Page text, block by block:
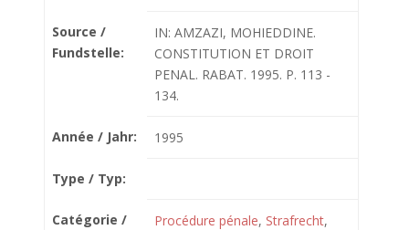
Source /
Fundstelle:
IN: AMZAZI, MOHIEDDINE.
CONSTITUTION ET DROIT
PENAL. RABAT. 1995. P. 113 -
134.
Année / Jahr: 1995
Type / Typ:
Catégorie /
Procédure pénale, Strafrecht,